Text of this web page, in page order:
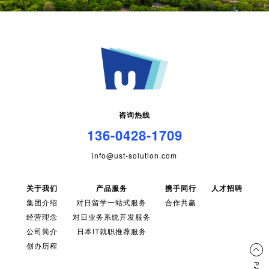
咨询热线
136-0428-1709
info@ust-solution.com
关于我们
集团介绍
经营理念
公司简介
创办历程
产品服务
对日留学一站式服务
对日业务系统开发服务
日本IT就职推荐服务
携手同行
合作共赢
人才招聘